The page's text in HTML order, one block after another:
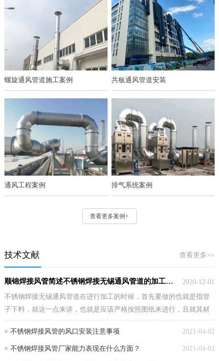
螺旋通风管道施工案例 共板通风管道安装
通风工程案例 排气系统案例
查看更多案例+
查看更多>>
技术文献
2020-12-01
顺锦焊接风管简述不锈钢焊接无锡通风管道的加工流程步…
不锈钢焊接无锡通风管道在进行加工的时候，首先要做的也就是指管
子下料，就这一点来讲，也就是应该严格按照图纸来进行，且就其材
料在切割之前也就…
2021-04-02
不锈钢焊接风管的风口安装注意事项
2021-04-02
不锈钢焊接风管厂家能力表现在什么方面？